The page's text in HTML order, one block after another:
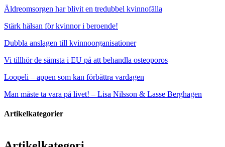
Äldreomsorgen har blivit en tredubbel kvinnofälla
Stärk hälsan för kvinnor i beroende!
Dubbla anslagen till kvinnoorganisationer
Vi tillhör de sämsta i EU på att behandla osteoporos
Loopeli – appen som kan förbättra vardagen
Man måste ta vara på livet! – Lisa Nilsson & Lasse Berghagen
Artikelkategorier